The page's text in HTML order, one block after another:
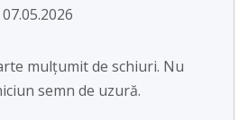
mulțumit de schiuri. Nu
semn de uzură.